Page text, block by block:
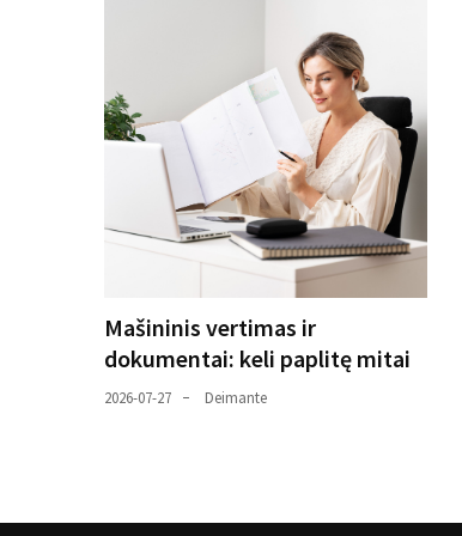
Mašininis vertimas ir
dokumentai: keli paplitę mitai
2026-07-27 Deimante